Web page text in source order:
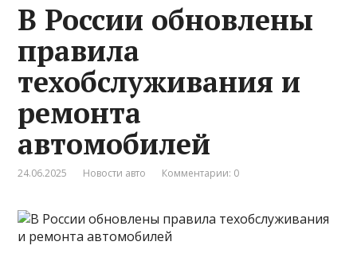
В России обновлены
правила
техобслуживания и
ремонта
автомобилей
24.06.2025 Новости авто Комментарии: 0